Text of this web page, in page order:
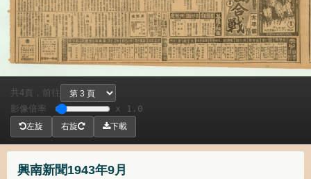
興南新聞1943年9月
共4頁，
前往
影像倍率
x 1.0
左旋 右旋 下載